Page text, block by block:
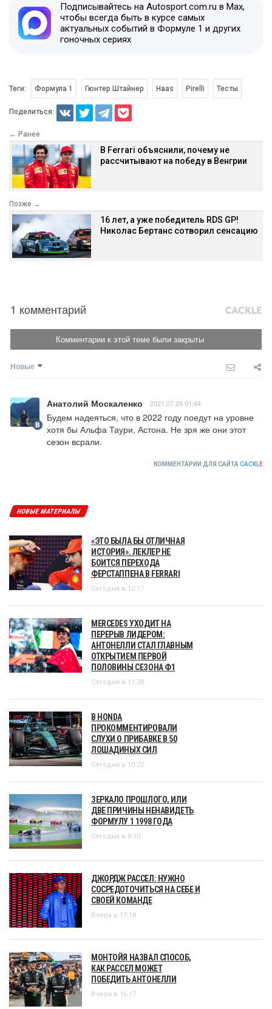
Подписывайтесь на Autosport.com.ru в Max,
чтобы всегда быть в курсе самых
актуальных событий в Формуле 1 и других
гоночных сериях
Теги: Формула 1 Гюнтер Штайнер Haas Pirelli Тесты
Поделиться:
← Ранее
В Ferrari объяснили, почему не
рассчитывают на победу в Венгрии
Позже →
16 лет, а уже победитель RDS GP!
Николас Бертанс сотворил сенсацию
1 комментарий
Комментарии к этой теме были закрыты
Новые
Анатолий Москаленко 2021.07.28 01:44
Будем надеяться, что в 2022 году поедут на уровне
хотя бы Альфа Таури, Астона. Не зря же они этот
сезон всрали.
КОММЕНТАРИИ ДЛЯ САЙТА CACKLE
НОВЫЕ МАТЕРИАЛЫ
«ЭТО БЫЛА БЫ ОТЛИЧНАЯ
ИСТОРИЯ». ЛЕКЛЕР НЕ
БОИТСЯ ПЕРЕХОДА
ФЕРСТАППЕНА В FERRARI
Сегодня в 12:17
MERCEDES УХОДИТ НА
ПЕРЕРЫВ ЛИДЕРОМ:
АНТОНЕЛЛИ СТАЛ ГЛАВНЫМ
ОТКРЫТИЕМ ПЕРВОЙ
ПОЛОВИНЫ СЕЗОНА Ф1
Сегодня в 11:20
В HONDA
ПРОКОММЕНТИРОВАЛИ
СЛУХИ О ПРИБАВКЕ В 50
ЛОШАДИНЫХ СИЛ
Сегодня в 10:22
ЗЕРКАЛО ПРОШЛОГО, ИЛИ
ДВЕ ПРИЧИНЫ НЕНАВИДЕТЬ
ФОРМУЛУ 1 1998 ГОДА
Сегодня в 8:10
ДЖОРДЖ РАССЕЛ: НУЖНО
СОСРЕДОТОЧИТЬСЯ НА СЕБЕ И
СВОЕЙ КОМАНДЕ
Вчера в 17:18
МОНТОЙЯ НАЗВАЛ СПОСОБ,
КАК РАССЕЛ МОЖЕТ
ПОБЕДИТЬ АНТОНЕЛЛИ
Вчера в 16:17